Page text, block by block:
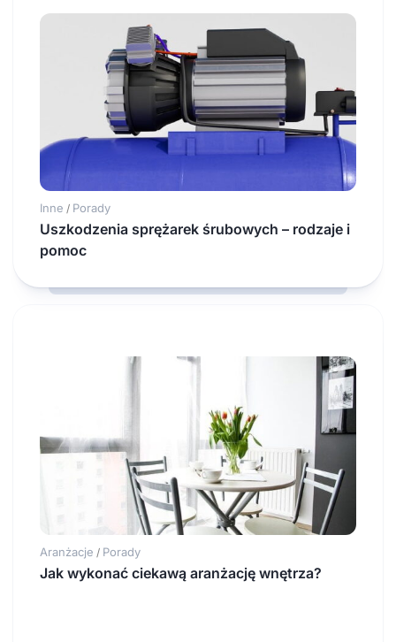
Inne / Porady
Uszkodzenia sprężarek śrubowych – rodzaje i
pomoc
Aranżacje / Porady
Jak wykonać ciekawą aranżację wnętrza?